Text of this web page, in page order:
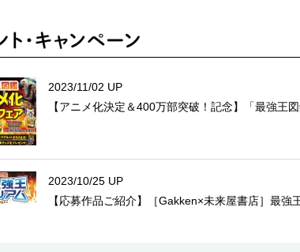
2023/11/02 UP
【アニメ化決定＆400万部突破！記念】「最強王
2023/10/25 UP
【応募作品ご紹介】［Gakken×未来屋書店］最強